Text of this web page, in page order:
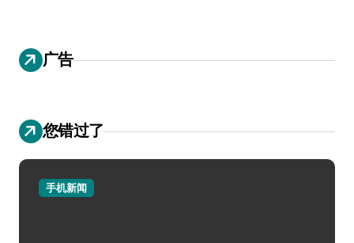
广告
您错过了
手机新闻